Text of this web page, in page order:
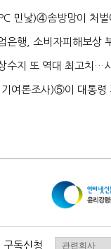
드라이브'...
민낯)④솜방망이 처벌
위반 반복...
은행, 소비자피해보상
피싱 공시 ...
수지 또 역대 최고치…
러에 '3% 성...
기여론조사)⑤이 대통령
구독신청